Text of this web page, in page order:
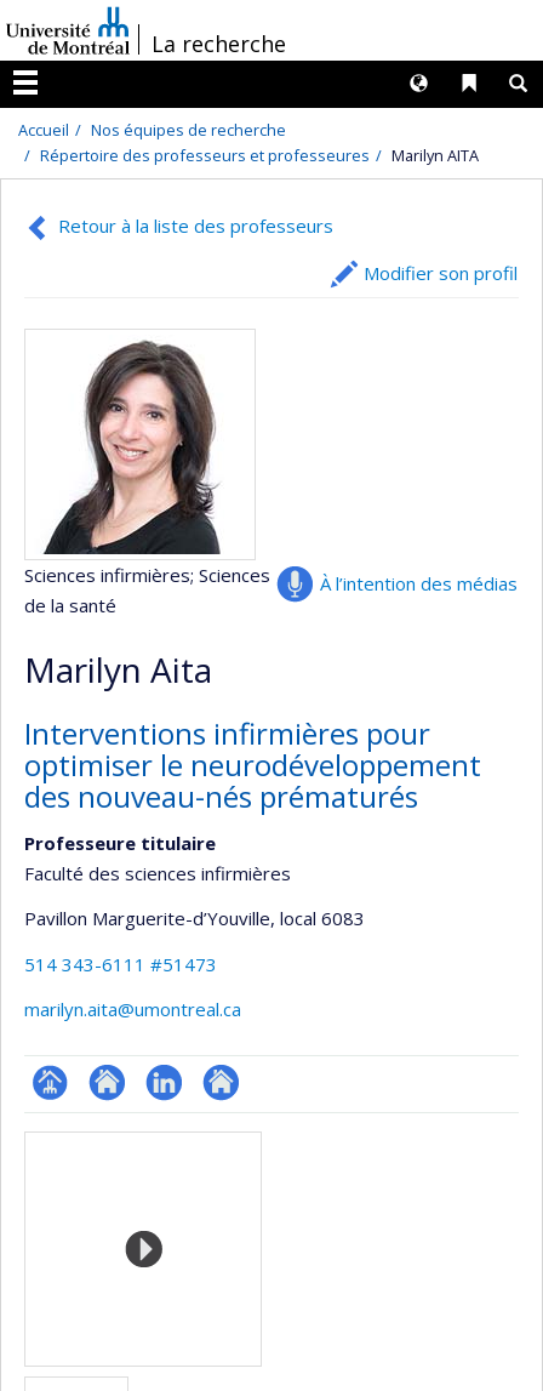
au
contenu
/La recherche
Menu
Liens
Langues
Accueil
Nos équipes de recherche
Répertoire des professeurs et professeures
Marilyn AITA
Retour à la liste des professeurs
Modifier son profil
À l’intention des médias
Sciences infirmières; Sciences
de la santé
Marilyn Aita
Interventions infirmières pour
optimiser le neurodéveloppement
des nouveau-nés prématurés
Professeure titulaire
Faculté des sciences infirmières
Pavillon Marguerite-d’Youville, local 6083
514 343-6111 #51473
marilyn.aita@umontreal.ca
Page Site
recherche
LinkedInAutre
Médias